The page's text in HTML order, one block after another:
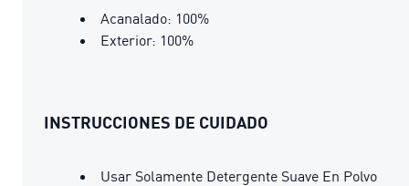
Acanalado: 100%
Exterior: 100%
INSTRUCCIONES DE CUIDADO
Usar Solamente Detergente Suave En Polvo